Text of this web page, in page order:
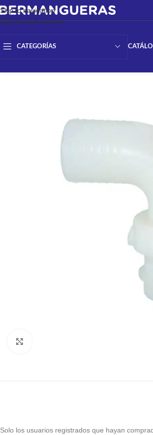
Skip to navigation
Skip to main content
CATEGORÍAS
Solo los usuarios registrados que hayan